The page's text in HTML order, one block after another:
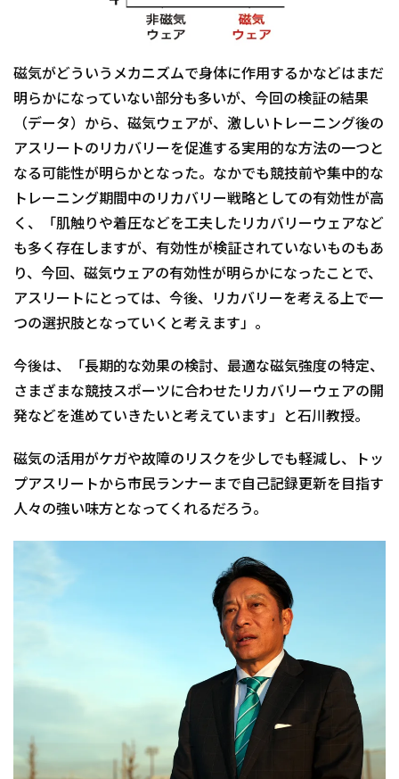
磁気がどういうメカニズムで身体に作用するかなどはまだ
明らかになっていない部分も多いが、今回の検証の結果
（データ）から、磁気ウェアが、激しいトレーニング後の
アスリートのリカバリーを促進する実用的な方法の一つと
なる可能性が明らかとなった。なかでも競技前や集中的な
トレーニング期間中のリカバリー戦略としての有効性が高
く、「肌触りや着圧などを工夫したリカバリーウェアなど
も多く存在しますが、有効性が検証されていないものもあ
り、今回、磁気ウェアの有効性が明らかになったことで、
アスリートにとっては、今後、リカバリーを考える上で一
つの選択肢となっていくと考えます」。
今後は、「長期的な効果の検討、最適な磁気強度の特定、
さまざまな競技スポーツに合わせたリカバリーウェアの開
発などを進めていきたいと考えています」と石川教授。
磁気の活用がケガや故障のリスクを少しでも軽減し、トッ
プアスリートから市民ランナーまで自己記録更新を目指す
人々の強い味方となってくれるだろう。